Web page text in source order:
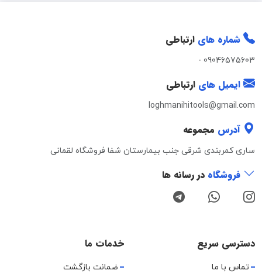
شماره های ارتباطی
09046575603
-
ایمیل های ارتباطی
loghmanihitools@gmail.com
آدرس مجموعه
ساری کمربندی شرقی جنب بیمارستان شفا فروشگاه لقمانی
فروشگاه در رسانه ها
دسترسی سریع
تماس با ما
خدمات ما
ضمانت بازگشت